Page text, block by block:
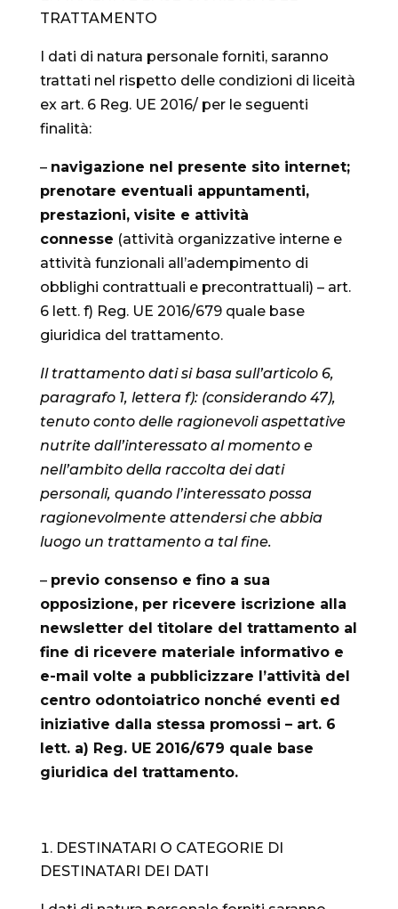
TRATTAMENTO
I dati di natura personale forniti, saranno
trattati nel rispetto delle condizioni di liceità
ex art. 6 Reg. UE 2016/ per le seguenti
finalità:
– navigazione nel presente sito internet;
prenotare eventuali appuntamenti,
prestazioni, visite e attività
connesse (attività organizzative interne e
attività funzionali all’adempimento di
obblighi contrattuali e precontrattuali) – art.
6 lett. f) Reg. UE 2016/679 quale base
giuridica del trattamento.
Il trattamento dati si basa sull’articolo 6,
paragrafo 1, lettera f): (considerando 47),
tenuto conto delle ragionevoli aspettative
nutrite dall’interessato al momento e
nell’ambito della raccolta dei dati
personali, quando l’interessato possa
ragionevolmente attendersi che abbia
luogo un trattamento a tal fine.
– previo consenso e fino a sua
opposizione, per ricevere iscrizione alla
newsletter del titolare del trattamento al
fine di ricevere materiale informativo e
e-mail volte a pubblicizzare l’attività del
centro odontoiatrico nonché eventi ed
iniziative dalla stessa promossi – art. 6
lett. a) Reg. UE 2016/679 quale base
giuridica del trattamento.
DESTINATARI O CATEGORIE DI
DESTINATARI DEI DATI